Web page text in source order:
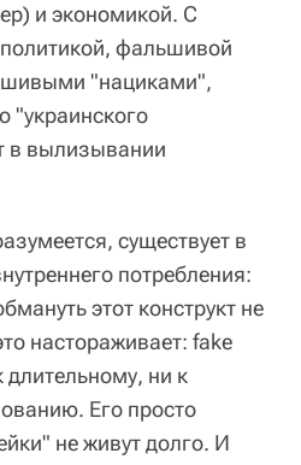
и экономикой. С
фальшивой
"нациками",
"украинского
в вылизывании
существует в
потребления:
этот конструкт не
настораживает: fake
длительному, ни к
Его просто
не живут долго. И